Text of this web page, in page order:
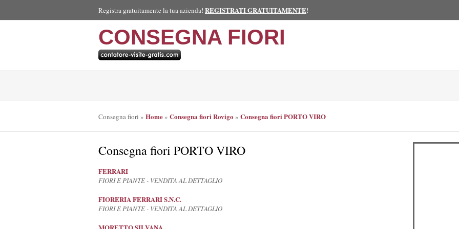
Registra gratuitamente la tua azienda! REGISTRATI GRATUITAMENTE!
CONSEGNA FIORI
Consegna fiori » Home» Consegna fiori Rovigo » Consegna fiori PORTO VIRO
Consegna fiori PORTO VIRO
FERRARI
FIORI E PIANTE - VENDITA AL DETTAGLIO
FIORERIA FERRARI S.N.C.
FIORI E PIANTE - VENDITA AL DETTAGLIO